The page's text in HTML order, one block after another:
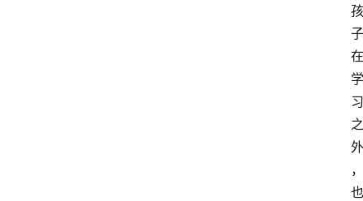
孩
子
在
学
习
之
外
，
也